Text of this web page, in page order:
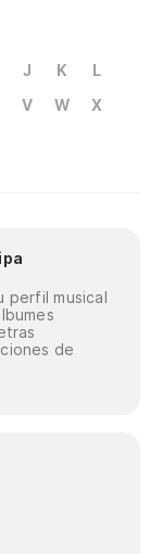
J K
L
V W
X
perfil musical
de